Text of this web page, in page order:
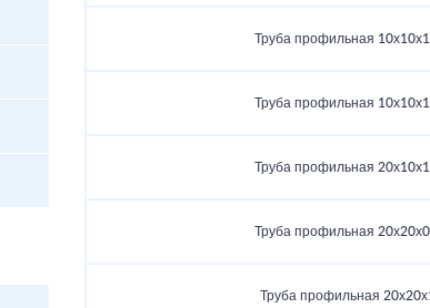
Труба профильная
Труба профильная
Труба профильная
Труба профильная
Труба профильная